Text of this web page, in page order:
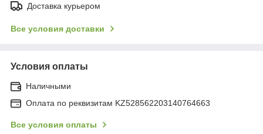
Доставка курьером
Все условия доставки
Условия оплаты
Наличными
Оплата по реквизитам KZ528562203140764663
Все условия оплаты